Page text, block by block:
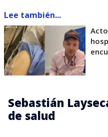
Lee también...
Sebastián
de salud